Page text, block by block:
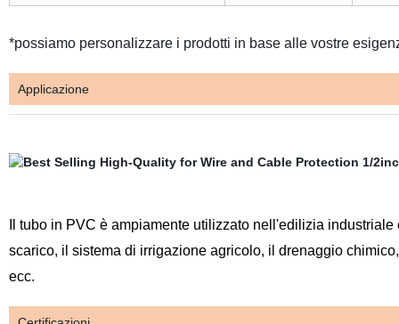
*possiamo personalizzare i prodotti in base alle vostre
Applicazione
Il tubo in PVC è ampiamente utilizzato nell'edilizia
scarico, il sistema di irrigazione agricolo, il drenaggio
ecc.